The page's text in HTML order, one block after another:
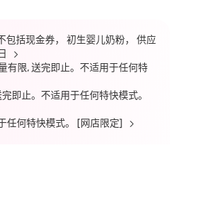
括现金券， 初生婴儿奶粉， 供应
有限, 送完即止。不适用于任何特
即止。不适用于任何特快模式。
任何特快模式。 [网店限定]